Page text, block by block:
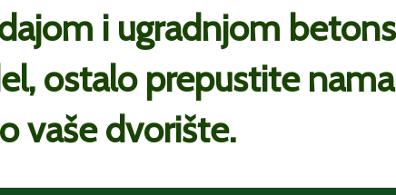
i ugradnjom
ostalo prepustite
vaše dvorište.